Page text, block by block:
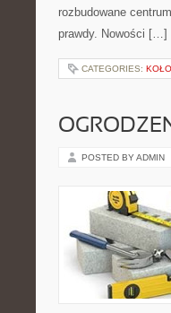
rozbudowane
prawdy. Nowości […]
CATEGORIES:
POSTED BY ADMIN